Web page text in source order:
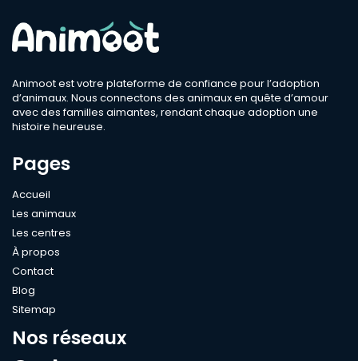
Animoot est votre plateforme de confiance pour l’adoption
d’animaux. Nous connectons des animaux en quête d’amour
avec des familles aimantes, rendant chaque adoption une
histoire heureuse.
Pages
Accueil
Les animaux
Les centres
À propos
Contact
Blog
Sitemap
Nos réseaux